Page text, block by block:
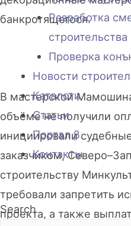
Разработка
строительства
Проверка
Новости
Каталоги
Статьи
Портал β
Контакты
Search
банкротящегося.
В мастерской
объёме не получили
инициировали
заказчиком,
строительству
требовали запретить
проекта, а также